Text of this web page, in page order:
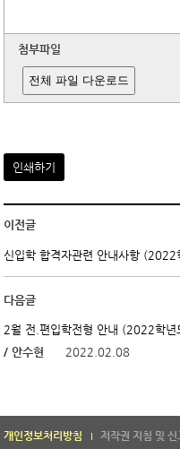
첨부파일
전체 파일 다운로드
인쇄하기
이전글
신입학 합격자관련 안내사항 (2022
다음글
2월 전.편입학전형 안내 (2022학년
/ 안수현
2022.02.08
개인정보처리방침 저작권 지침 및 신